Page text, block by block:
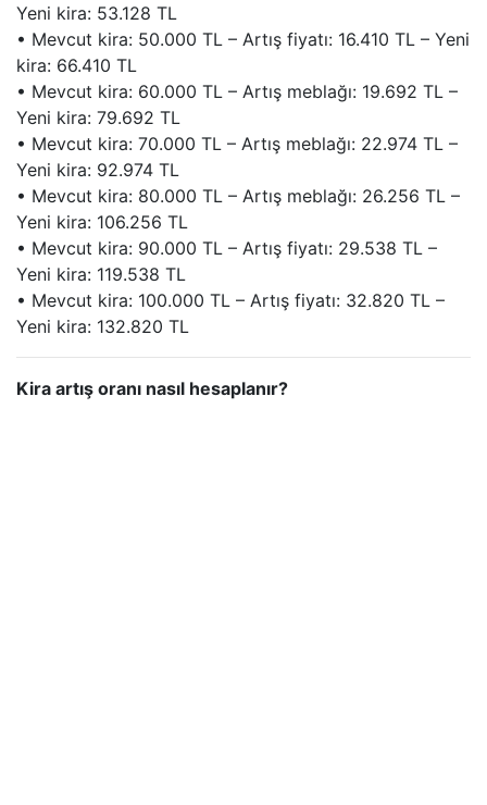
Yeni kira: 53.128 TL
• Mevcut kira: 50.000 TL – Artış fiyatı: 16.410 TL – Yeni
kira: 66.410 TL
• Mevcut kira: 60.000 TL – Artış meblağı: 19.692 TL –
Yeni kira: 79.692 TL
• Mevcut kira: 70.000 TL – Artış meblağı: 22.974 TL –
Yeni kira: 92.974 TL
• Mevcut kira: 80.000 TL – Artış meblağı: 26.256 TL –
Yeni kira: 106.256 TL
• Mevcut kira: 90.000 TL – Artış fiyatı: 29.538 TL –
Yeni kira: 119.538 TL
• Mevcut kira: 100.000 TL – Artış fiyatı: 32.820 TL –
Yeni kira: 132.820 TL
Kira artış oranı nasıl hesaplanır?